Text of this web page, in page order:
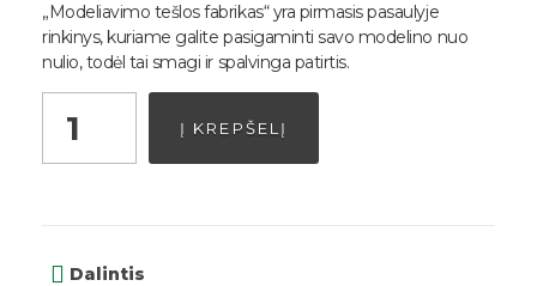
„Modeliavimo tešlos fabrikas“ yra pirmasis pasaulyje
rinkinys, kuriame galite pasigaminti savo modelino nuo
nulio, todėl tai smagi ir spalvinga patirtis.
Į KREPŠELĮ
Dalintis